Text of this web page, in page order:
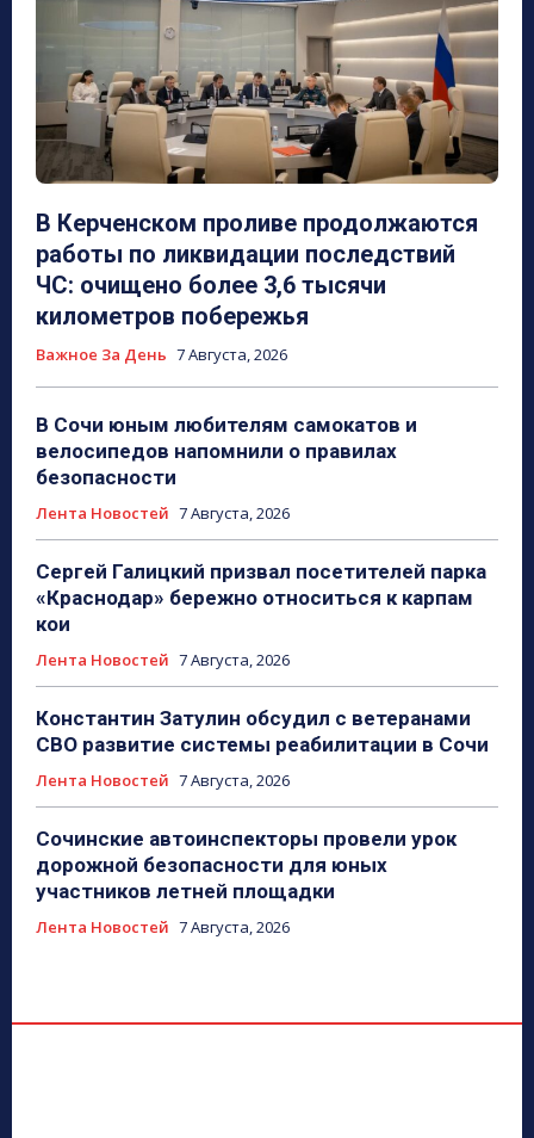
В Керченском проливе продолжаются
работы по ликвидации последствий
ЧС: очищено более 3,6 тысячи
километров побережья
Важное За День 7 Августа, 2026
В Сочи юным любителям самокатов и
велосипедов напомнили о правилах
безопасности
Лента Новостей 7 Августа, 2026
Сергей Галицкий призвал посетителей парка
«Краснодар» бережно относиться к карпам
кои
Лента Новостей 7 Августа, 2026
Константин Затулин обсудил с ветеранами
СВО развитие системы реабилитации в Сочи
Лента Новостей 7 Августа, 2026
Сочинские автоинспекторы провели урок
дорожной безопасности для юных
участников летней площадки
Лента Новостей 7 Августа, 2026